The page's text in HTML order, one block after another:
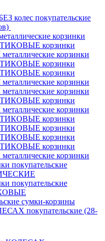
колес покупательские
корзинки
корзинки
корзинки
корзинки
корзинки
корзинки
корзинки
корзинки
корзинки
корзинки
корзинки
корзинки
корзинки
корзинки
покупательские
покупательские
сумки-корзины
покупательские (28-